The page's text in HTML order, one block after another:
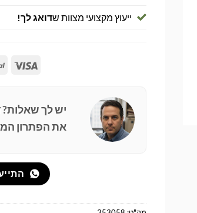
ייעוץ מקצועי מצוות שדואג לך!
יש לך שאלות?
את הפתרון